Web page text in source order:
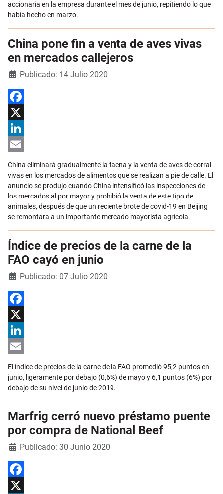
accionaria en la empresa durante el mes de junio, repitiendo lo que
había hecho en marzo.
China pone fin a venta de aves vivas
en mercados callejeros
DetallesPublicado: 14 Julio 2020
Facebook
X
LinkedIn
Email
China eliminará gradualmente la faena y la venta de aves de corral
vivas en los mercados de alimentos que se realizan a pie de calle. El
anuncio se produjo cuando China intensificó las inspecciones de
los mercados al por mayor y prohibió la venta de este tipo de
animales, después de que un reciente brote de covid-19 en Beijing
se remontara a un importante mercado mayorista agrícola.
Índice de precios de la carne de la
FAO cayó en junio
DetallesPublicado: 07 Julio 2020
Facebook
X
LinkedIn
Email
El índice de precios de la carne de la FAO promedió 95,2 puntos en
junio, ligeramente por debajo (0,6%) de mayo y 6,1 puntos (6%) por
debajo de su nivel de junio de 2019.
Marfrig cerró nuevo préstamo puente
por compra de National Beef
DetallesPublicado: 30 Junio 2020
Facebook